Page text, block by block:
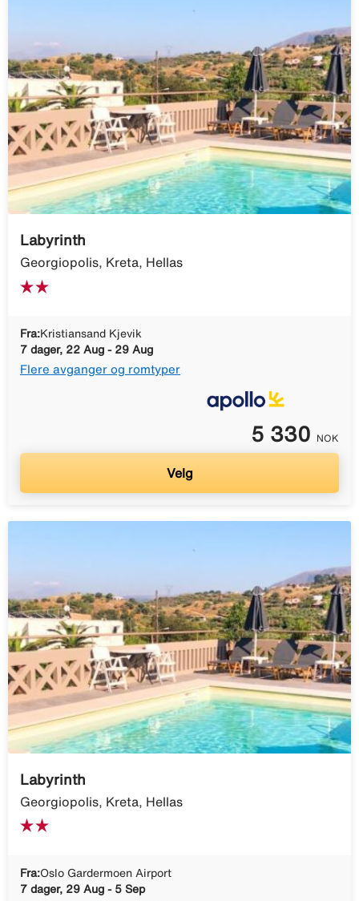
Labyrinth
Georgiopolis, Kreta, Hellas
Fra:Kristiansand Kjevik
7 dager, 22 Aug - 29 Aug
Flere avganger og romtyper
5 330 NOK
Velg
Labyrinth
Georgiopolis, Kreta, Hellas
Fra:Oslo Gardermoen Airport
7 dager, 29 Aug - 5 Sep